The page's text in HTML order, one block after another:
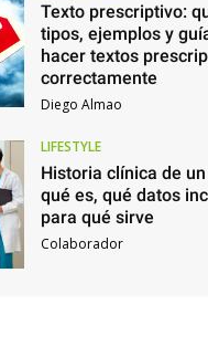
Texto prescriptivo:
tipos, ejemplos y
hacer textos
correctamente
Diego Almao
LIFESTYLE
Historia clínica de
qué es, qué datos
para qué sirve
Colaborador